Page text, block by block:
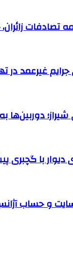
تصادفات
دیوار با